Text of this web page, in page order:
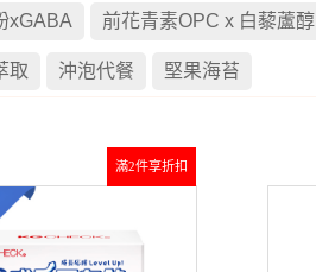
xGABA 前花青素OPC x 白藜蘆醇
取 沖泡代餐 堅果海苔
滿2件享折扣